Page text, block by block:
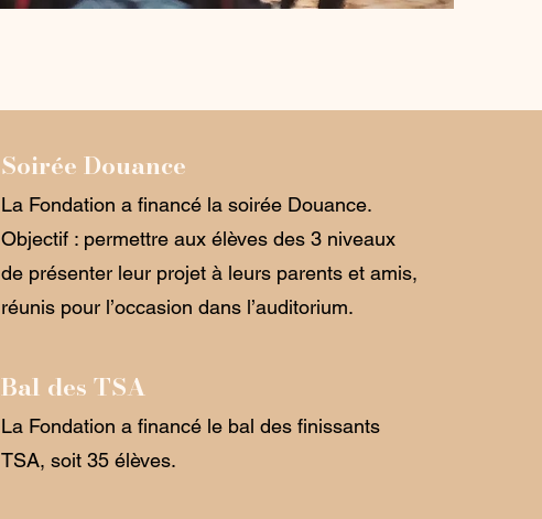
Soirée Douance
La Fondation a financé la soirée Douance.
Objectif : permettre aux élèves des 3 niveaux
de présenter leur projet à leurs parents et amis,
réunis pour l’occasion dans l’auditorium.
Bal des TSA
La Fondation a financé le bal des finissants
TSA, soit 35 élèves.